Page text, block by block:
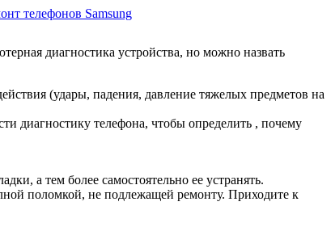
телефонов Samsung
диагностика устройства, но можно назвать
(удары, падения, давление тяжелых предметов на
диагностику телефона, чтобы определить , почему
а тем более самостоятельно ее устранять.
поломкой, не подлежащей ремонту. Приходите к